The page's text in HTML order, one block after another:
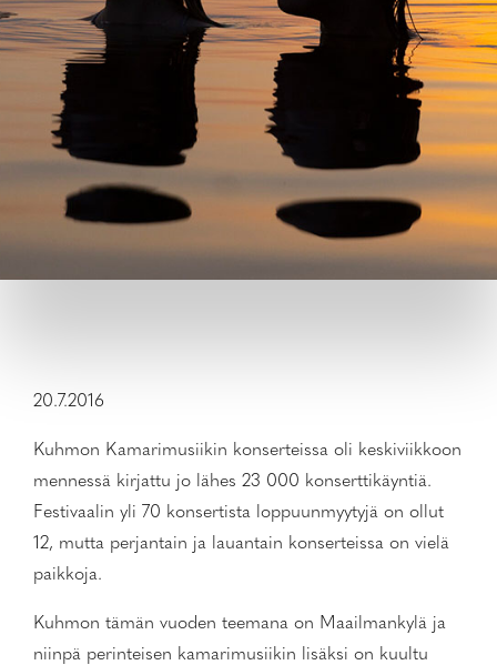
20.7.2016
Kuhmon Kamarimusiikin konserteissa oli keskiviikkoon
mennessä kirjattu jo lähes 23 000 konserttikäyntiä.
Festivaalin yli 70 konsertista loppuunmyytyjä on ollut
12, mutta perjantain ja lauantain konserteissa on vielä
paikkoja.
Kuhmon tämän vuoden teemana on Maailmankylä ja
niinpä perinteisen kamarimusiikin lisäksi on kuultu